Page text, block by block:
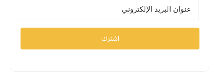
اشترك